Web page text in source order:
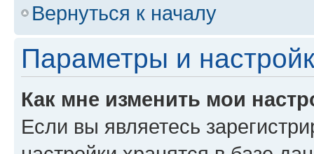
Вернуться к началу
Параметры и
Как мне изменить мои
Если вы являетесь